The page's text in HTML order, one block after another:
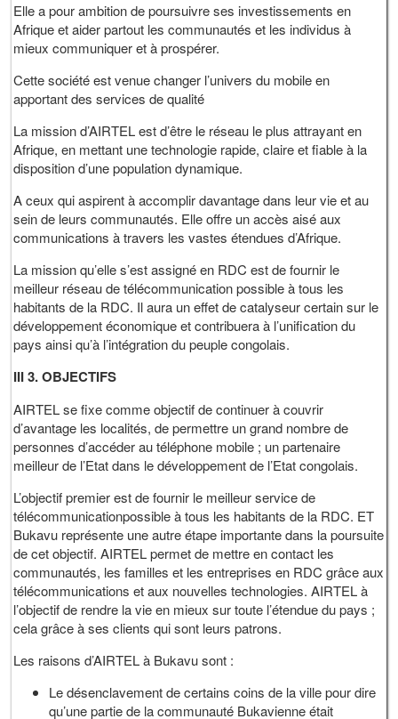
Elle a pour ambition de poursuivre ses investissements en
Afrique et aider partout les communautés et les individus à
mieux communiquer et à prospérer.
Cette société est venue changer l’univers du mobile en
apportant des services de qualité
La mission d’AIRTEL est d’être le réseau le plus attrayant en
Afrique, en mettant une technologie rapide, claire et fiable à la
disposition d’une population dynamique.
A ceux qui aspirent à accomplir davantage dans leur vie et au
sein de leurs communautés. Elle offre un accès aisé aux
communications à travers les vastes étendues d’Afrique.
La mission qu’elle s’est assigné en RDC est de fournir le
meilleur réseau de télécommunication possible à tous les
habitants de la RDC. Il aura un effet de catalyseur certain sur le
développement économique et contribuera à l’unification du
pays ainsi qu’à l’intégration du peuple congolais.
III 3. OBJECTIFS
AIRTEL se fixe comme objectif de continuer à couvrir
d’avantage les localités, de permettre un grand nombre de
personnes d’accéder au téléphone mobile ; un partenaire
meilleur de l’Etat dans le développement de l’Etat congolais.
L’objectif premier est de fournir le meilleur service de
télécommunicationpossible à tous les habitants de la RDC. ET
Bukavu représente une autre étape importante dans la poursuite
de cet objectif. AIRTEL permet de mettre en contact les
communautés, les familles et les entreprises en RDC grâce aux
télécommunications et aux nouvelles technologies. AIRTEL à
l’objectif de rendre la vie en mieux sur toute l’étendue du pays ;
cela grâce à ses clients qui sont leurs patrons.
Les raisons d’AIRTEL à Bukavu sont :
Le désenclavement de certains coins de la ville pour dire
qu’une partie de la communauté Bukavienne était